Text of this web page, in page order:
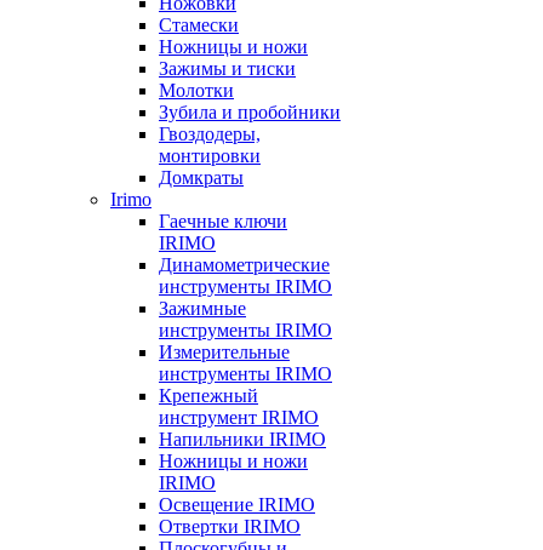
Стамески
Ножницы и ножи
Зажимы и тиски
Молотки
Зубила и пробойники
Гвоздодеры,
монтировки
Домкраты
Irimo
Гаечные ключи
IRIMO
Динамометрические
инструменты IRIMO
Зажимные
инструменты IRIMO
Измерительные
инструменты IRIMO
Крепежный
инструмент IRIMO
Напильники IRIMO
Ножницы и ножи
IRIMO
Освещение IRIMO
Отвертки IRIMO